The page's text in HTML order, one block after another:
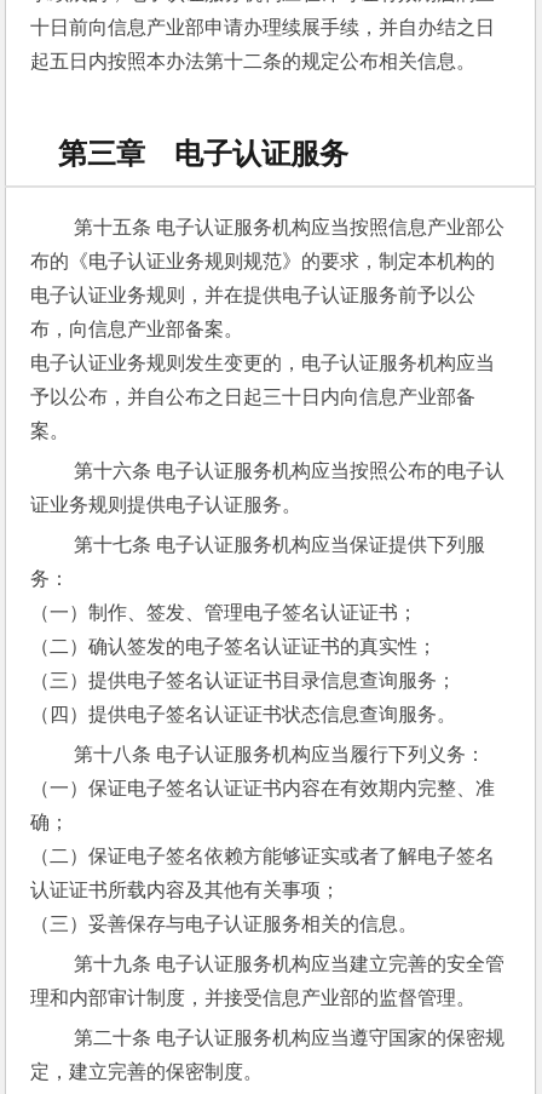
十日前向信息产业部申请办理续展手续，并自办结之日
起五日内按照本办法第十二条的规定公布相关信息。
第三章 电子认证服务
第十五条 电子认证服务机构应当按照信息产业部公
布的《电子认证业务规则规范》的要求，制定本机构的
电子认证业务规则，并在提供电子认证服务前予以公
布，向信息产业部备案。
电子认证业务规则发生变更的，电子认证服务机构应当
予以公布，并自公布之日起三十日内向信息产业部备
案。
第十六条 电子认证服务机构应当按照公布的电子认
证业务规则提供电子认证服务。
第十七条 电子认证服务机构应当保证提供下列服
务：
（一）制作、签发、管理电子签名认证证书；
（二）确认签发的电子签名认证证书的真实性；
（三）提供电子签名认证证书目录信息查询服务；
（四）提供电子签名认证证书状态信息查询服务。
第十八条 电子认证服务机构应当履行下列义务：
（一）保证电子签名认证证书内容在有效期内完整、准
确；
（二）保证电子签名依赖方能够证实或者了解电子签名
认证证书所载内容及其他有关事项；
（三）妥善保存与电子认证服务相关的信息。
第十九条 电子认证服务机构应当建立完善的安全管
理和内部审计制度，并接受信息产业部的监督管理。
第二十条 电子认证服务机构应当遵守国家的保密规
定，建立完善的保密制度。